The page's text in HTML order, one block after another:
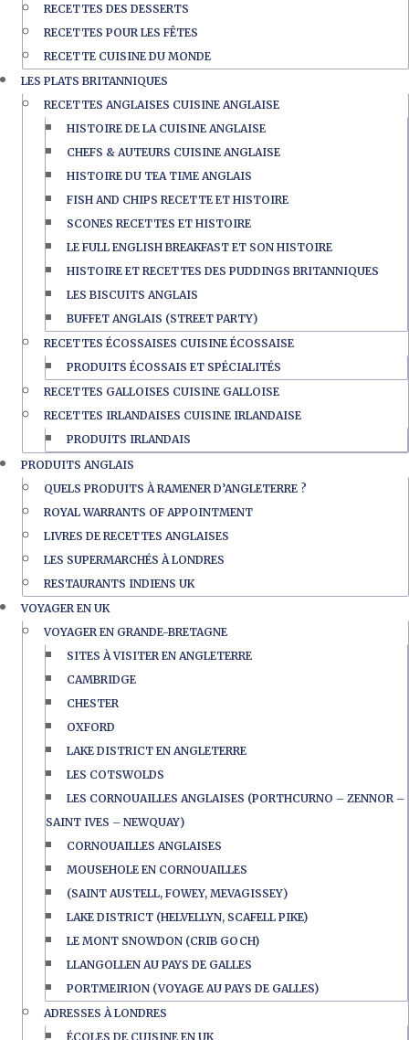
RECETTES DES DESSERTS
RECETTES POUR LES FÊTES
RECETTE CUISINE DU MONDE
LES PLATS BRITANNIQUES
RECETTES ANGLAISES CUISINE ANGLAISE
HISTOIRE DE LA CUISINE ANGLAISE
CHEFS & AUTEURS CUISINE ANGLAISE
HISTOIRE DU TEA TIME ANGLAIS
FISH AND CHIPS RECETTE ET HISTOIRE
SCONES RECETTES ET HISTOIRE
LE FULL ENGLISH BREAKFAST ET SON HISTOIRE
HISTOIRE ET RECETTES DES PUDDINGS BRITANNIQUES
LES BISCUITS ANGLAIS
BUFFET ANGLAIS (STREET PARTY)
RECETTES ÉCOSSAISES CUISINE ÉCOSSAISE
PRODUITS ÉCOSSAIS ET SPÉCIALITÉS
RECETTES GALLOISES CUISINE GALLOISE
RECETTES IRLANDAISES CUISINE IRLANDAISE
PRODUITS IRLANDAIS
PRODUITS ANGLAIS
QUELS PRODUITS À RAMENER D’ANGLETERRE ?
ROYAL WARRANTS OF APPOINTMENT
LIVRES DE RECETTES ANGLAISES
LES SUPERMARCHÉS À LONDRES
RESTAURANTS INDIENS UK
VOYAGER EN UK
VOYAGER EN GRANDE-BRETAGNE
SITES À VISITER EN ANGLETERRE
CAMBRIDGE
CHESTER
OXFORD
LAKE DISTRICT EN ANGLETERRE
LES COTSWOLDS
LES CORNOUAILLES ANGLAISES (PORTHCURNO – ZENNOR –
SAINT IVES – NEWQUAY)
CORNOUAILLES ANGLAISES
MOUSEHOLE EN CORNOUAILLES
(SAINT AUSTELL, FOWEY, MEVAGISSEY)
LAKE DISTRICT (HELVELLYN, SCAFELL PIKE)
LE MONT SNOWDON (CRIB GOCH)
LLANGOLLEN AU PAYS DE GALLES
PORTMEIRION (VOYAGE AU PAYS DE GALLES)
ADRESSES À LONDRES
ÉCOLES DE CUISINE EN UK